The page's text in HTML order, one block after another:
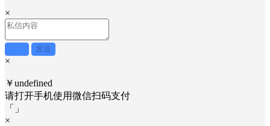
×
发送
×
￥undefined
请打开手机使用微信扫码支付
「
」
×